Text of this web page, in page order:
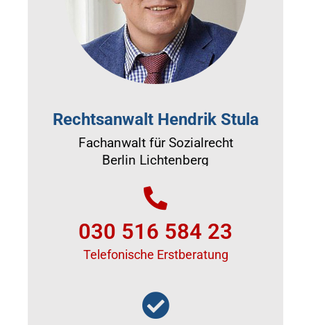
Rechtsanwalt Hendrik Stula
Fachanwalt für Sozialrecht
Berlin Lichtenberg
030 516 584 23
Telefonische Erstberatung